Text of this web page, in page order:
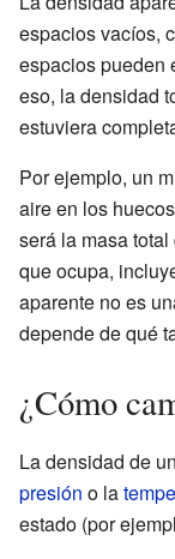
espacios vacíos,
espacios pueden
eso, la densidad
estuviera
Por ejemplo, un
aire en los
será la masa
que ocupa,
aparente no es
depende de qué
¿Cómo
La densidad de
presión o la
estado (por